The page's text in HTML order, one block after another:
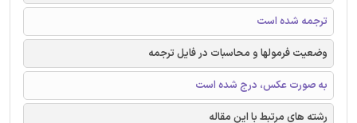
ترجمه شده است
وضعیت فرمولها و محاسبات در فایل ترجمه
به صورت عکس، درج شده است
رشته های مرتبط با این مقاله